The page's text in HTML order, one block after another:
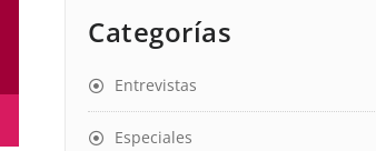
Categorías
Entrevistas
Especiales